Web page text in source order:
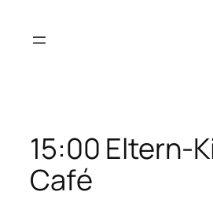
Inhalt
15:00 Eltern-
Café